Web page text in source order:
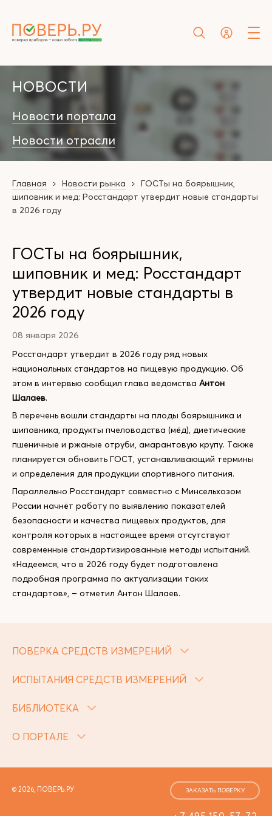
НОВОСТИ
Новости портала
Новости отрасли
Главная Новости рынка
ГОСТы на боярышник,
шиповник и мед: Росстандарт утвердит новые стандарты
в 2026 году
ГОСТы на боярышник,
шиповник и мед: Росстандарт
утвердит новые стандарты в
2026 году
08 января 2026
Росстандарт утвердит в 2026 году ряд новых
национальных стандартов на пищевую продукцию. Об
этом в интервью сообщил глава ведомства Антон
Шалаев.
В перечень вошли стандарты на плоды боярышника и
шиповника, продукты пчеловодства (мёд), диетические
пшеничные и ржаные отруби, амарантовую крупу. Также
планируется обновить ГОСТ, устанавливающий термины
и определения для продукции спортивного питания.
Параллельно Росстандарт совместно с Минсельхозом
России начнёт работу по выявлению показателей
безопасности и качества пищевых продуктов, для
контроля которых в настоящее время отсутствуют
современные стандартизированные методы испытаний.
«Надеемся, что в 2026 году будет подготовлена
подробная программа по актуализации таких
стандартов», – отметил Антон Шалаев.
ПОВЕРКА СРЕДСТВ ИЗМЕРЕНИЙ
ИСПЫТАНИЯ СРЕДСТВ ИЗМЕРЕНИЙ
БИБЛИОТЕКА
О ПОРТАЛЕ
© 2026, ПОВЕРЬ.РУ ЗАКАЗАТЬ ПОВЕРКУ